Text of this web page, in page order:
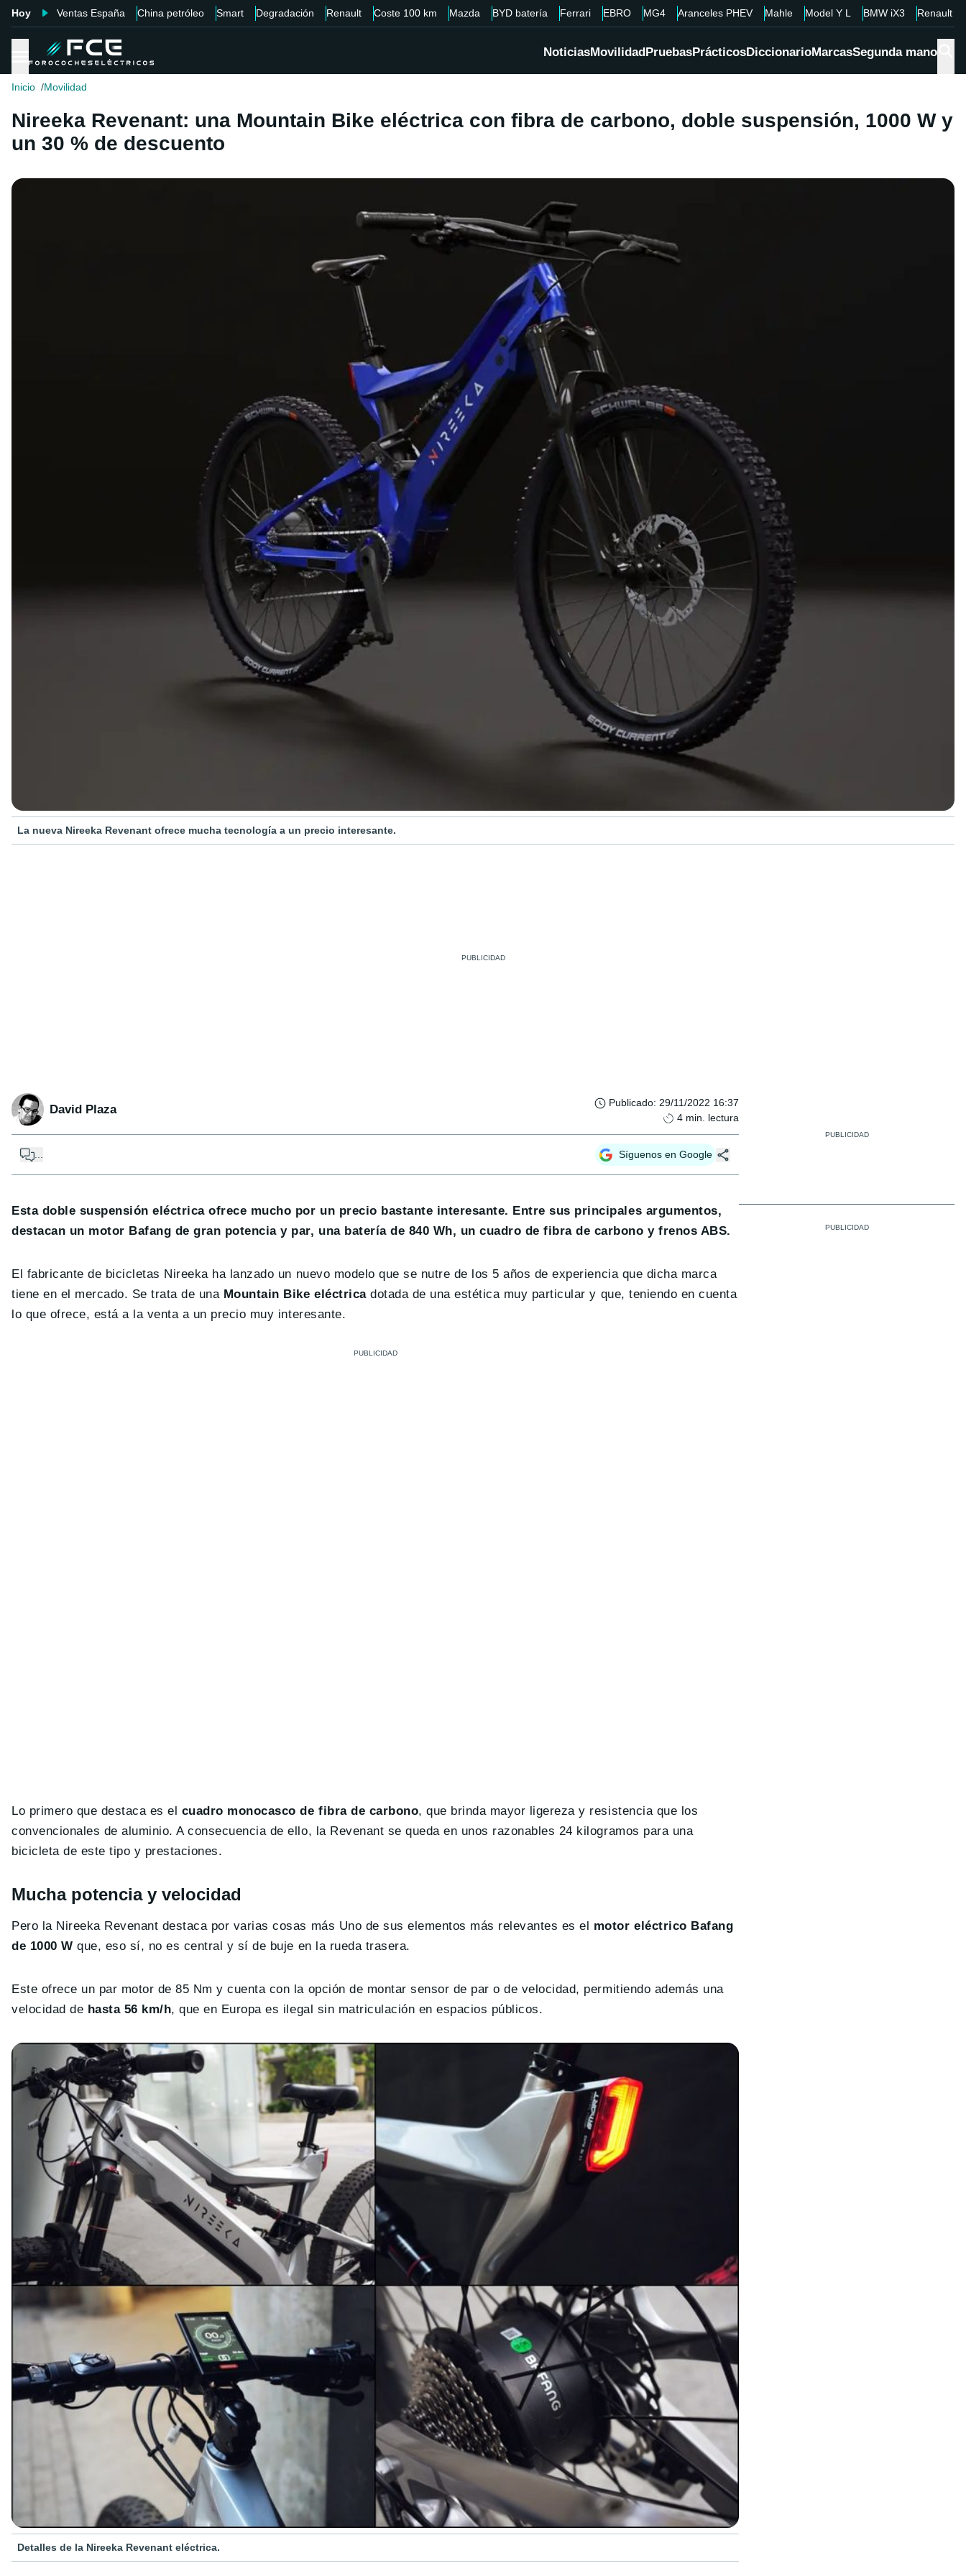
Hoy Ventas España China petróleo Smart Degradación Renault Coste 100 km Mazda BYD batería Ferrari EBRO MG4 Aranceles PHEV Mahle Model Y L BMW iX3 Renault
NoticiasMovilidadPruebasPrácticosDiccionarioMarcasSegunda mano
Inicio Movilidad
Nireeka Revenant: una Mountain Bike eléctrica con fibra de carbono, doble suspensión, 1000 W y
un 30 % de descuento
La nueva Nireeka Revenant ofrece mucha tecnología a un precio interesante.
David Plaza Publicado: 29/11/2022 16:37
4 min. lectura
... Síguenos en Google
Esta doble suspensión eléctrica ofrece mucho por un precio bastante interesante. Entre sus principales argumentos,
destacan un motor Bafang de gran potencia y par, una batería de 840 Wh, un cuadro de fibra de carbono y frenos ABS.
El fabricante de bicicletas Nireeka ha lanzado un nuevo modelo que se nutre de los 5 años de experiencia que dicha marca
tiene en el mercado. Se trata de una Mountain Bike eléctricadotada de una estética muy particular y que, teniendo en cuenta
lo que ofrece, está a la venta a un precio muy interesante.
Lo primero que destaca es el cuadro monocasco de fibra de carbono, que brinda mayor ligereza y resistencia que los
convencionales de aluminio. A consecuencia de ello, la Revenant se queda en unos razonables 24 kilogramos para una
bicicleta de este tipo y prestaciones.
Mucha potencia y velocidad
Pero la Nireeka Revenant destaca por varias cosas más Uno de sus elementos más relevantes es el motor eléctrico Bafang
de 1000 W que, eso sí, no es central y sí de buje en la rueda trasera.
Este ofrece un par motor de 85 Nm y cuenta con la opción de montar sensor de par o de velocidad, permitiendo además una
velocidad de hasta 56 km/h, que en Europa es ilegal sin matriculación en espacios públicos.
Detalles de la Nireeka Revenant eléctrica.